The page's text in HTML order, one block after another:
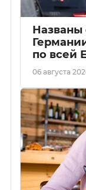
по всей
06 августа